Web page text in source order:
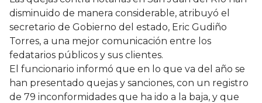
disminuido de manera considerable, atribuyó el
secretario de Gobierno del estado, Eric Gudiño
Torres, a una mejor comunicación entre los
fedatarios públicos y sus clientes.
El funcionario informó que en lo que va del año se
han presentado quejas y sanciones, con un registro
de 79 inconformidades que ha ido a la baja, y que